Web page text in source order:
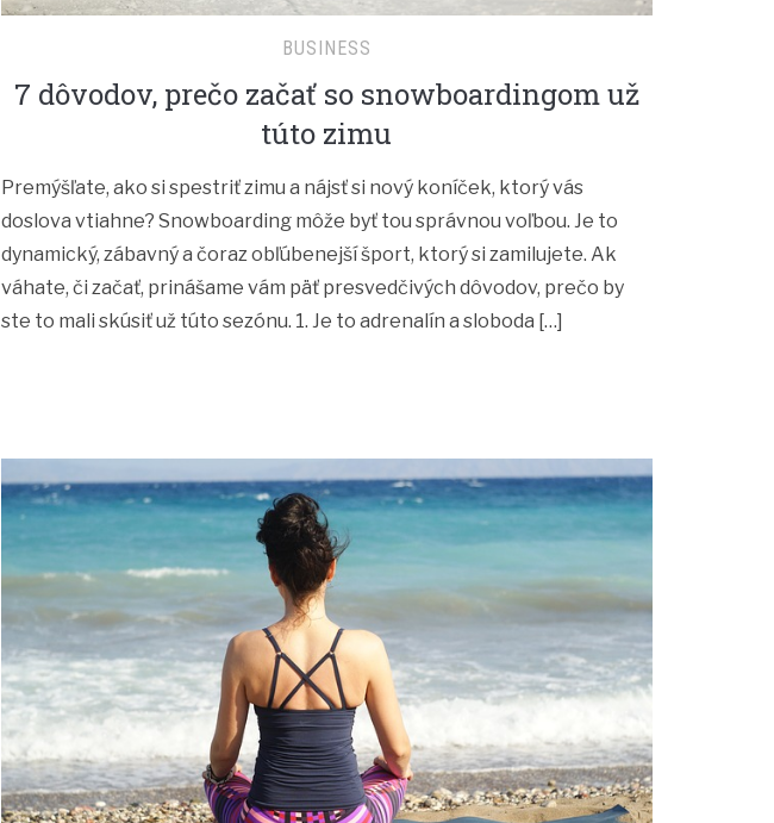
BUSINESS
7 dôvodov, prečo začať so snowboardingom už
túto zimu
Premýšľate, ako si spestriť zimu a nájsť si nový koníček, ktorý vás
doslova vtiahne? Snowboarding môže byť tou správnou voľbou. Je to
dynamický, zábavný a čoraz obľúbenejší šport, ktorý si zamilujete. Ak
váhate, či začať, prinášame vám päť presvedčivých dôvodov, prečo by
ste to mali skúsiť už túto sezónu. 1. Je to adrenalín a sloboda […]